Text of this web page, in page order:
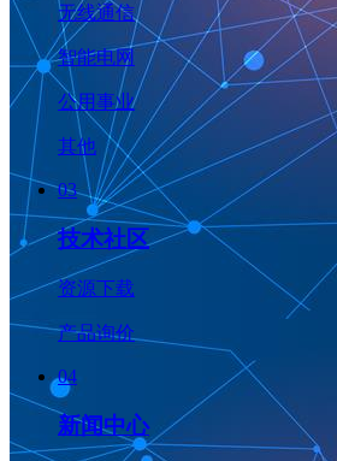
无线通信
智能电网
公用事业
其他
03
技术社区
资源下载
产品询价
04
新闻中心